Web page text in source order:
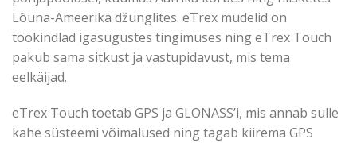
Lõuna-Ameerika džunglites. eTrex mudelid on
töökindlad igasugustes tingimuses ning eTrex Touch
pakub sama sitkust ja vastupidavust, mis tema
eelkäijad.
eTrex Touch toetab GPS ja GLONASS’i, mis annab sulle
kahe süsteemi võimalused ning tagab kiirema GPS